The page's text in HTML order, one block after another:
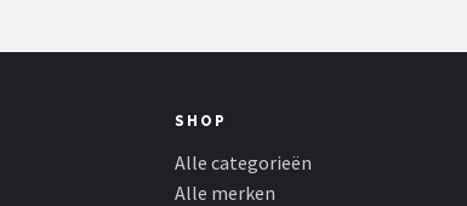
SHOP
Alle categorieën
Alle merken